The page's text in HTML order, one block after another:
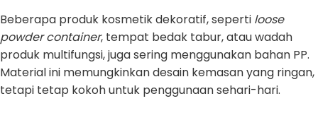
Beberapa produk kosmetik dekoratif, seperti loose
powder container, tempat bedak tabur, atau wadah
produk multifungsi, juga sering menggunakan bahan PP.
Material ini memungkinkan desain kemasan yang ringan,
tetapi tetap kokoh untuk penggunaan sehari-hari.